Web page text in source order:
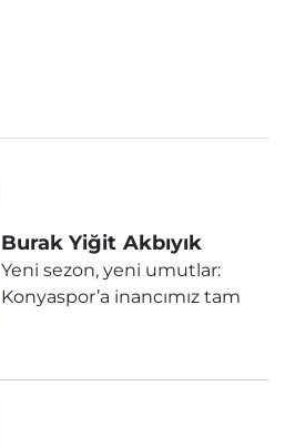
Burak Yiğit Akbıyık
Yeni sezon, yeni umutlar:
Konyaspor’a inancımız tam